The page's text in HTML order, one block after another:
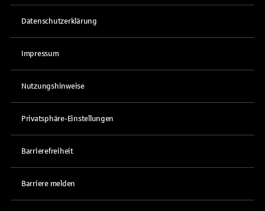
Datenschutzerklärung
Impressum
Nutzungshinweise
Privatsphäre-Einstellungen
Barrierefreiheit
Barriere melden